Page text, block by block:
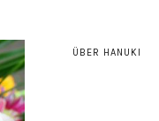
ÜBER HANUKI